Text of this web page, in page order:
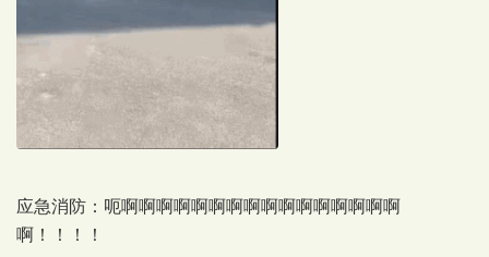
应急消防：呃啊啊啊啊啊啊啊啊啊啊啊啊啊啊啊啊
啊！！！！